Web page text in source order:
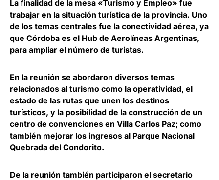
La finalidad de la mesa «Turismo y Empleo» fue
trabajar en la situación turística de la provincia. Uno
de los temas centrales fue la conectividad aérea, ya
que Córdoba es el Hub de Aerolíneas Argentinas,
para ampliar el número de turistas.
En la reunión se abordaron diversos temas
relacionados al turismo como la operatividad, el
estado de las rutas que unen los destinos
turísticos, y la posibilidad de la construcción de un
centro de convenciones en Villa Carlos Paz; como
también mejorar los ingresos al Parque Nacional
Quebrada del Condorito.
De la reunión también participaron el secretario